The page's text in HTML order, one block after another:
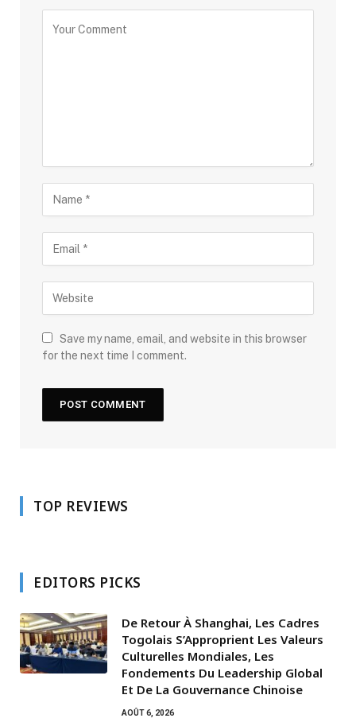
Save my name, email, and website in this browser
for the next time I comment.
TOP REVIEWS
EDITORS PICKS
De Retour À Shanghai, Les Cadres
Togolais S’Approprient Les Valeurs
Culturelles Mondiales, Les
Fondements Du Leadership Global
Et De La Gouvernance Chinoise
AOÛT 6, 2026